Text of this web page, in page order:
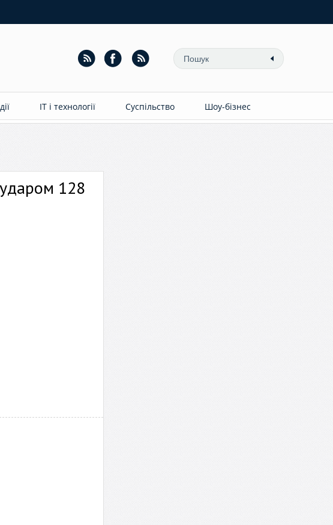
ІТ і технології Суспільство Шоу-бізнес
128